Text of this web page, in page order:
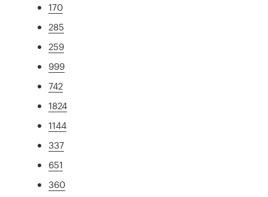
170
285
259
999
742
1824
1144
337
651
360